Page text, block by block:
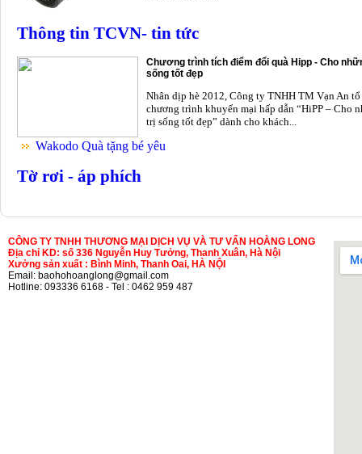
Thông tin TCVN- tin tức
Chương trình tích điểm đổi quà Hipp - Cho
sống tốt đẹp
Nhân dịp hè 2012, Công ty TNHH TM Vạn An
chương trình khuyến mại hấp dẫn “HiPP – Cho
trị sống tốt đẹp” dành cho khách...
Wakodo Quà tặng bé yêu
Tờ rơi - áp phích
CÔNG TY TNHH THƯƠNG MẠI DỊCH VỤ VÀ TƯ VẤN HOÀNG LONG
Địa chỉ KD: số 336 Nguyễn Huy Tưởng, Thanh Xuân, Hà Nội
Xưởng sản xuất : Bình Minh, Thanh Oai, HÀ NỘI
Email: baohohoanglong@gmail.com
Hotline: 093336 6168 - Tel : 0462 959 487